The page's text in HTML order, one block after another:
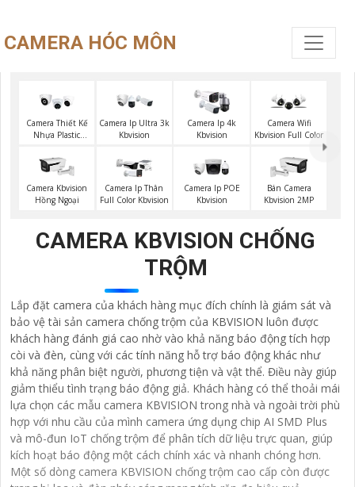
CAMERA HÓC MÔN
Camera Thiết Kế
Nhựa Plastic
Camera Ip Ultra 3k
Kbvision
Camera Ip 4k
Kbvision
Camera Wifi
Kbvision Full Color
Camera Kbvision
Hồng Ngoại
Camera Ip Thân
Full Color Kbvision
Camera Ip POE
Kbvision
Bán Camera
Kbvision 2MP
CAMERA KBVISION CHỐNG
TRỘM
Lắp đặt camera của khách hàng mục đích chính là giám sát và
bảo vệ tài sản camera chống trộm của KBVISION luôn được
khách hàng đánh giá cao nhờ vào khả năng báo động tích hợp
còi và đèn, cùng với các tính năng hỗ trợ báo động khác như
khả năng phân biệt người, phương tiện và vật thể. Điều này giúp
giảm thiểu tình trạng báo động giả. Khách hàng có thể thoải mái
lựa chọn các mẫu camera KBVISION trong nhà và ngoài trời phù
hợp với nhu cầu của mình camera ứng dụng chip AI SMD Plus
và mô-đun IoT chống trộm để phân tích dữ liệu trực quan, giúp
kích hoạt báo động một cách chính xác và nhanh chóng hơn.
Một số dòng camera KBVISION chống trộm cao cấp còn được